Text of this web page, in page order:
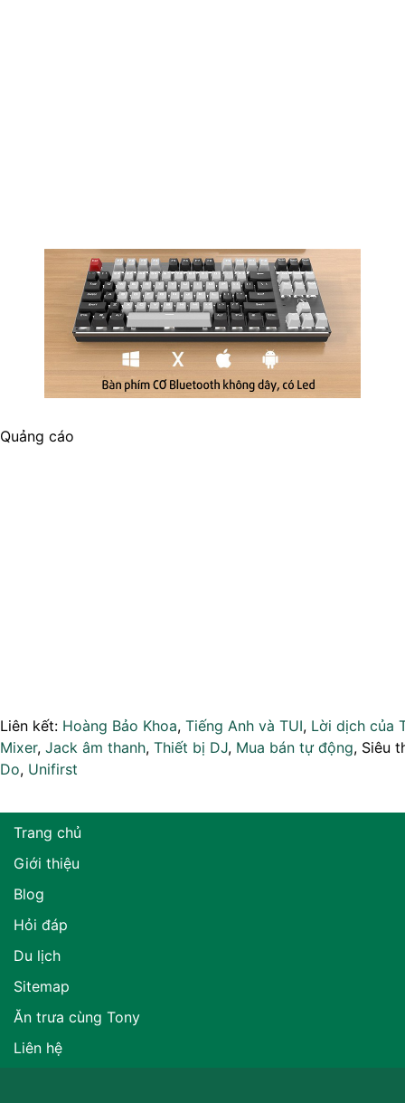
Quảng cáo
Liên kết: Hoàng Bảo Khoa, Tiếng Anh và TUI, Lời dịch của
Mixer, Jack âm thanh, Thiết bị DJ, Mua bán tự động, Siêu
Do, Unifirst
Trang chủ
Giới thiệu
Blog
Hỏi đáp
Du lịch
Sitemap
Ăn trưa cùng Tony
Liên hệ